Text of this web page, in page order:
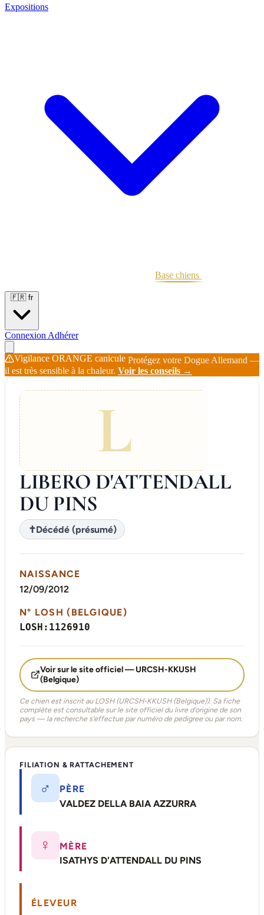
Expositions
Base chiens
🇫🇷 fr
Connexion Adhérer
Vigilance ORANGE canicule Protégez votre Dogue Allemand —
il est très sensible à la chaleur. Voir les conseils →
L
LIBERO D'ATTENDALL
DU PINS
✝Décédé (présumé)
NAISSANCE
12/09/2012
N° LOSH (BELGIQUE)
LOSH:1126910
Voir sur le site officiel — URCSH-KKUSH
(Belgique)
Ce chien est inscrit au LOSH (URCSH-KKUSH (Belgique)). Sa fiche
complète est consultable sur le site officiel du livre d'origine de son
pays — la recherche s'effectue par numéro de pedigree ou par nom.
FILIATION & RATTACHEMENT
♂
PÈRE
VALDEZ DELLA BAIA AZZURRA
♀
MÈRE
ISATHYS D'ATTENDALL DU PINS
ÉLEVEUR